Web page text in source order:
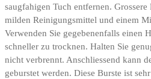
saugfahigen Tuch entfernen.
milden Reinigungsmittel und einem
Verwenden Sie gegebenenfalls einen
schneller zu trocknen. Halten Sie
nicht verbrennt. Anschliessend kann
geburstet werden. Diese Burste ist